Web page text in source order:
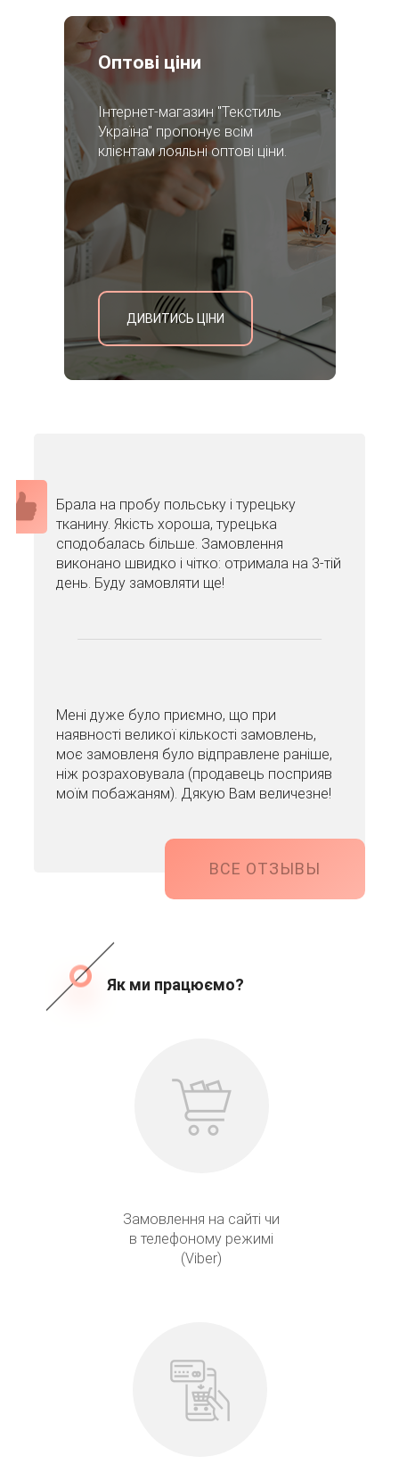
Оптові ціни
Інтернет-магазин "Текстиль
Україна" пропонує всім
клієнтам лояльні оптові ціни.
ДИВИТИСЬ ЦІНИ
Брала на пробу польську і турецьку
тканину. Якість хороша, турецька
сподобалась більше. Замовлення
виконано швидко і чітко: отримала на 3-тій
день. Буду замовляти ще!
Мені дуже було приємно, що при
наявності великої кількості замовлень,
моє замовленя було відправлене раніше,
ніж розраховувала (продавець посприяв
моїм побажаням). Дякую Вам величезне!
ВСЕ ОТЗЫВЫ
Як ми працюємо?
Замовлення на сайті чи
в телефоному режимі
(Viber)